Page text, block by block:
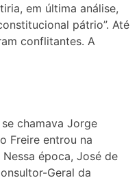
em última análise,
pátrio”. Até
conflitantes. A
chamava Jorge
Freire entrou na
época, José de
Geral da